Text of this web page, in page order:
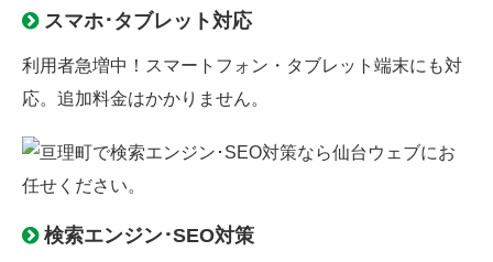
スマホ･タブレット対応
利用者急増中！スマートフォン・タブレット端末にも対
応。追加料金はかかりません。
検索エンジン･SEO対策